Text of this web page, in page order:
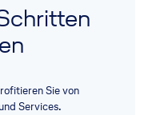
Sie von
Services.